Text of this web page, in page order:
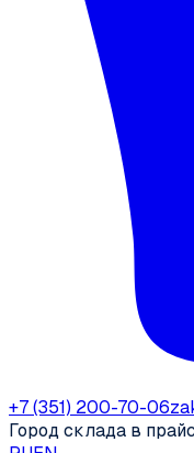
+7 (351) 200-70-06
Город склада в